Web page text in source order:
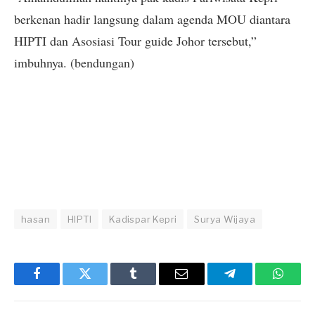
berkenan hadir langsung dalam agenda MOU diantara
HIPTI dan Asosiasi Tour guide Johor tersebut,”
imbuhnya. (bendungan)
hasan HIPTI Kadispar Kepri Surya Wijaya
FacebookTwitter Tumblr Email Telegram